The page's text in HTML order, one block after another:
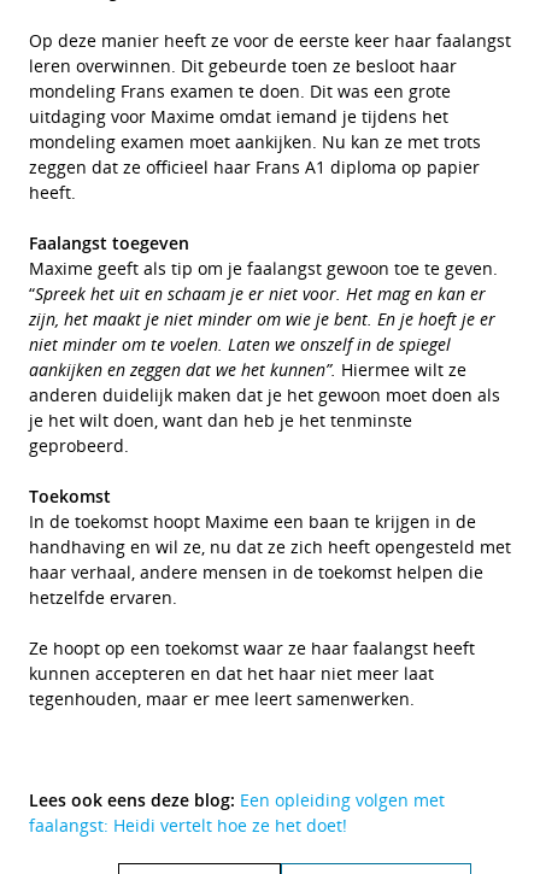
Op deze manier heeft ze voor de eerste keer haar faalangst
leren overwinnen. Dit gebeurde toen ze besloot haar
mondeling Frans examen te doen. Dit was een grote
uitdaging voor Maxime omdat iemand je tijdens het
mondeling examen moet aankijken. Nu kan ze met trots
zeggen dat ze officieel haar Frans A1 diploma op papier
heeft.
Faalangst toegeven
Maxime geeft als tip om je faalangst gewoon toe te geven.
“Spreek het uit en schaam je er niet voor. Het mag en kan er
zijn, het maakt je niet minder om wie je bent. En je hoeft je er
niet minder om te voelen. Laten we onszelf in de spiegel
aankijken en zeggen dat we het kunnen”. Hiermee wilt ze
anderen duidelijk maken dat je het gewoon moet doen als
je het wilt doen, want dan heb je het tenminste
geprobeerd.
Toekomst
In de toekomst hoopt Maxime een baan te krijgen in de
handhaving en wil ze, nu dat ze zich heeft opengesteld met
haar verhaal, andere mensen in de toekomst helpen die
hetzelfde ervaren.
Ze hoopt op een toekomst waar ze haar faalangst heeft
kunnen accepteren en dat het haar niet meer laat
tegenhouden, maar er mee leert samenwerken.
Lees ook eens deze blog: Een opleiding volgen met
faalangst: Heidi vertelt hoe ze het doet!